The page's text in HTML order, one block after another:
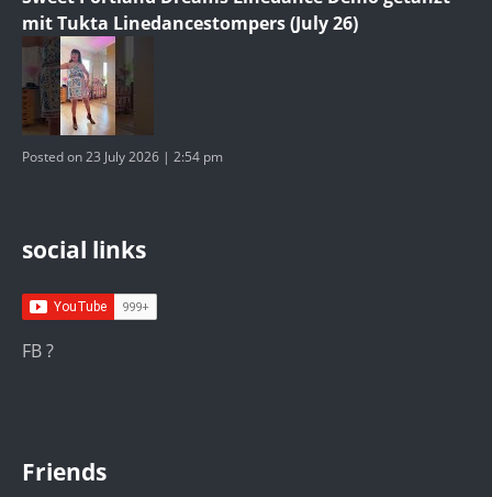
mit Tukta Linedancestompers (July 26)
Posted on 23 July 2026 | 2:54 pm
social links
FB ?
Friends